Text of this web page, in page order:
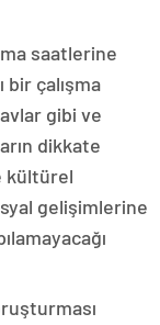
saatlerine
bir çalışma
gibi ve
dikkate
kültürel
gelişimlerine